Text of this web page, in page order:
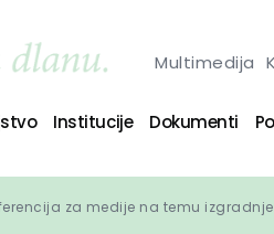
Multimedija
Institucije Dokumenti
za medije na temu